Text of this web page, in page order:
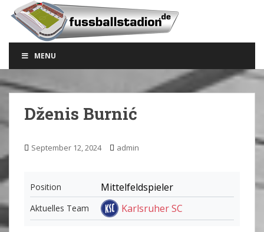
m
n
o
t
n
t
MENU
Dženis Burnić
September 12, 2024 admin
Position Mittelfeldspieler
Aktuelles Team Karlsruher SC